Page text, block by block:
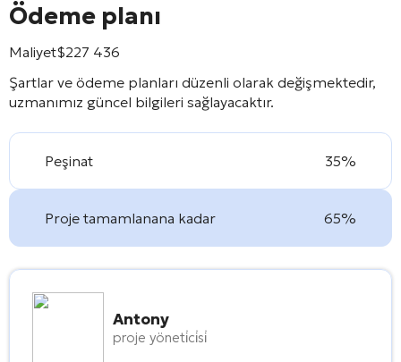
Ödeme planı
Maliyet$227 436
Şartlar ve ödeme planları düzenli olarak değişmektedir,
uzmanımız güncel bilgileri sağlayacaktır.
Peşinat 35%
Proje tamamlanana kadar 65%
Antony
proje yöneti̇ci̇si̇